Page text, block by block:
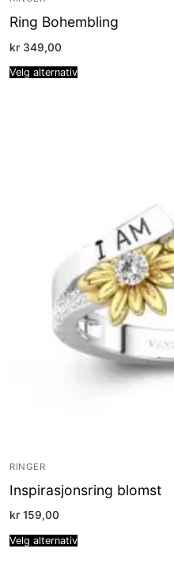
Ring Bohembling
kr 349,00
Velg alternativ
RINGER
Inspirasjonsring blomst
kr 159,00
Velg alternativ